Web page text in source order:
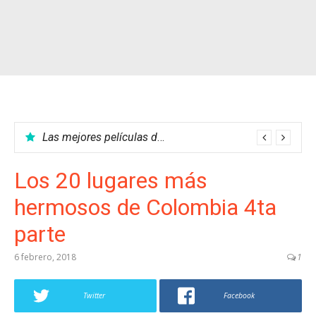
Las mejores películas del cine colombiano
Los 20 lugares más
hermosos de Colombia 4ta
parte
6 febrero, 2018 1
Twitter Facebook